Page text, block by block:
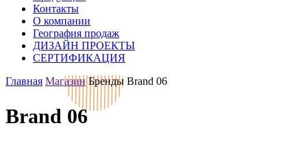
Контакты
О компании
География продаж
ДИЗАЙН ПРОЕКТЫ
СЕРТИФИКАЦИЯ
Главная Магазин Бренды Brand 06
Brand 06